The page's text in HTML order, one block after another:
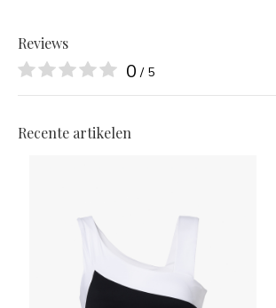
Reviews
0 / 5
Recente artikelen